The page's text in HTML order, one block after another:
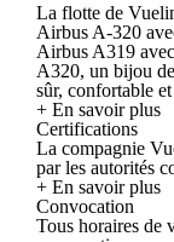
La flotte de
Airbus A-320
Airbus A319
A320, un bijou
sûr, confortable
+ En savoir plus
Certifications
La compagnie
par les autorités
+ En savoir plus
Convocation
Tous horaires de